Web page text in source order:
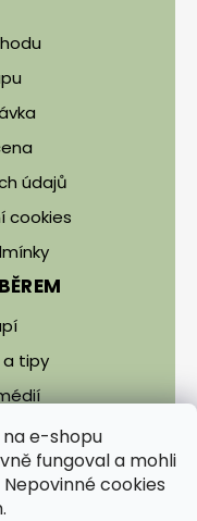
na e-shopu
fungoval a mohli
cookies
údajů
cookies
a tipy